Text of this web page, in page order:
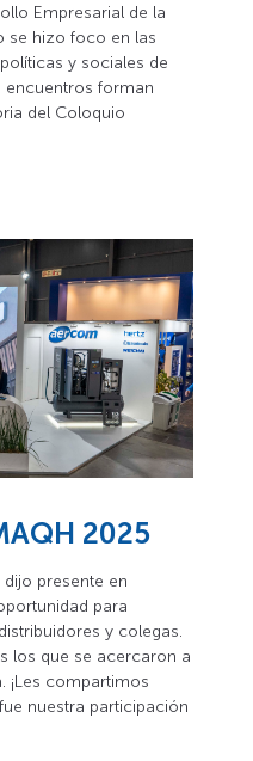
Empresarial de la
se hizo foco en las
y sociales de
encuentros forman
del Coloquio
2025
presente en
para
y colegas.
los que se acercaron a
¡Les compartimos
nuestra participación